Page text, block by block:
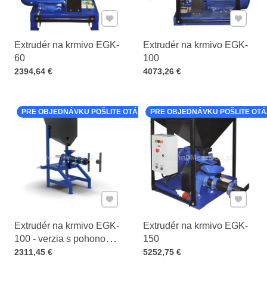
Extrudér na krmivo EGK-
60
Cena s DPH
2394,64 €
Pridať k Obľúbeným
Extrudér na krmivo EGK-
100
Cena s DPH
4073,26 €
Pridať k
Extrudér na krmivo EGK-
100 - verzia s pohonom
od vývodového hriadeľa
Cena s DPH
2311,45 €
PRE OBJEDNÁVKU POŠLITE OTÁZKU K PRODUKTU
Pridať k Obľúbeným
Extrudér na krmivo EGK-
150
Cena s DPH
5252,75 €
PRE OBJEDNÁVKU POŠLITE
Pridať k